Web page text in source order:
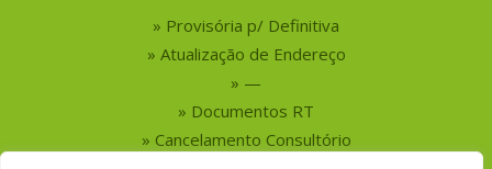
Provisória p/ Definitiva
Atualização de Endereço
—
Documentos RT
Cancelamento Consultório